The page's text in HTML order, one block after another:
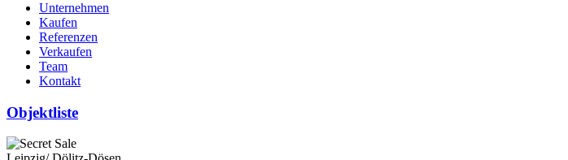
Unternehmen
Kaufen
Referenzen
Verkaufen
Team
Kontakt
Objektliste